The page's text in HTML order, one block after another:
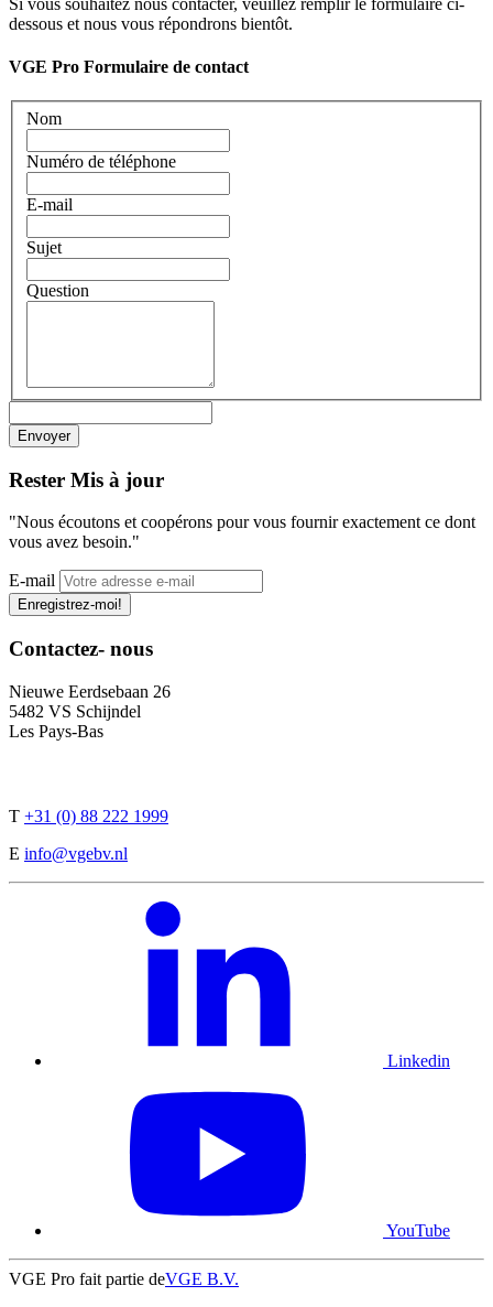
dessous et nous vous répondrons bientôt.
VGE Pro Formulaire de contact
Nom
Numéro de téléphone
E-mail
Sujet
Question
Rester Mis à jour
"Nous écoutons et coopérons pour vous fournir exactement ce dont
vous avez besoin."
E-mail
Enregistrez-moi!
Contactez- nous
Nieuwe Eerdsebaan 26
5482 VS Schijndel
Les Pays-Bas
T +31 (0) 88 222 1999
E info@vgebv.nl
Linkedin
YouTube
VGE Pro fait partie deVGE B.V.